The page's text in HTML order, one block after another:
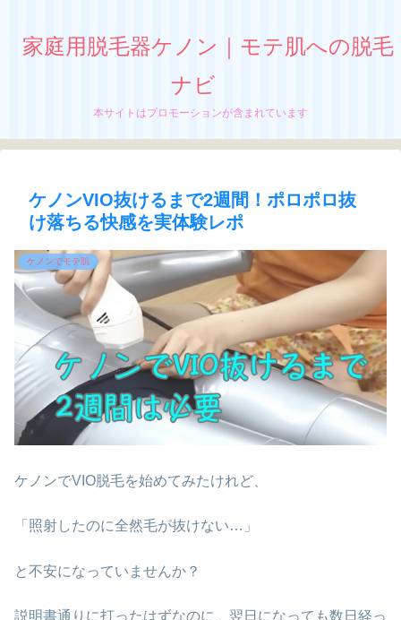
家庭用脱毛器ケノン｜モテ肌への脱毛
ナビ
本サイトはプロモーションが含まれています
ケノンVIO抜けるまで2週間！ポロポロ抜
け落ちる快感を実体験レポ
ケノンでモテ肌
ケノンでVIO脱毛を始めてみたけれど、
「照射したのに全然毛が抜けない…」
と不安になっていませんか？
説明書通りに打ったはずなのに、翌日になっても数日経っ